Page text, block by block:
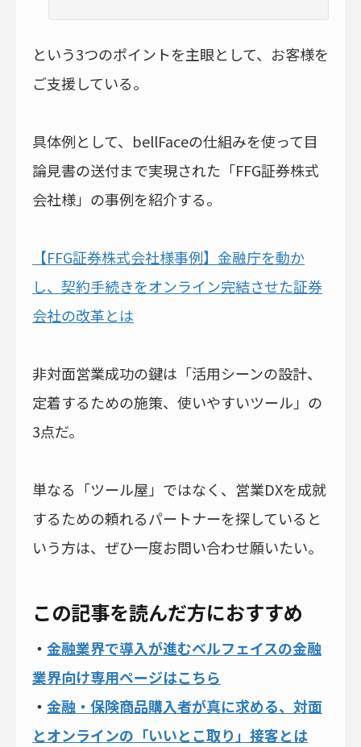
という3つのポイントを主眼として、お客様を
ご支援している。
具体例として、bellFaceの仕組みを使って目
論見書の送付まで実現された「FFG証券株式
会社様」の事例を紹介する。
【FFG証券株式会社様事例】金融庁を動か
し、契約手続きをオンライン完結させた証券
会社の改革とは
非対面営業成功の鍵は「活用シーンの設計、
定着するための施策、使いやすいツール」の
3点だ。
単なる「ツール屋」ではなく、営業DXを成就
するための頼れるパートナーを探していると
いう方は、ぜひ一度お問い合わせ願いたい。
この記事を読んだ方におすすめ
・ 金融業界で導入が進むベルフェイスの金融
業界向け専用ページはこちら
・ 金融・保険商品購入者が真に求める、対面
とオンラインの「いいとこ取り」接客とは